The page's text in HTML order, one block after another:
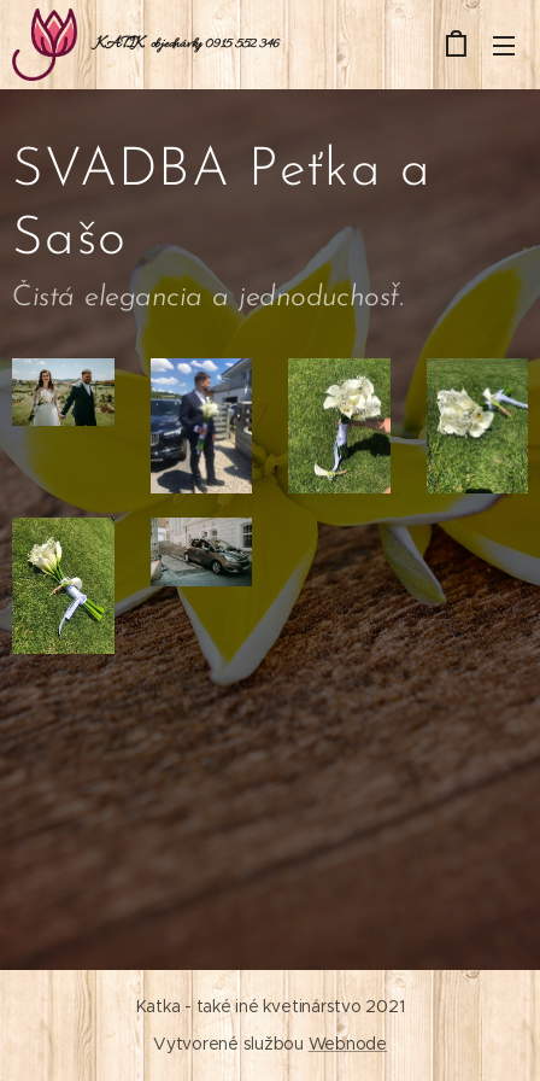
KATIK objednávky 0915 552 346
SVADBA Peťka a
Sašo
Čistá elegancia a jednoduchosť.
Katka - také iné kvetinárstvo 2021
Vytvorené službou Webnode